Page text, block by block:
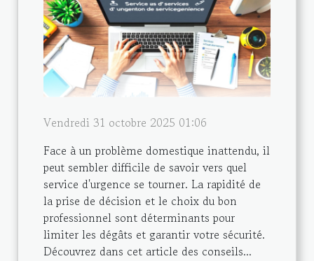
Vendredi 31 octobre 2025 01:06
Face à un problème domestique inattendu, il
peut sembler difficile de savoir vers quel
service d'urgence se tourner. La rapidité de
la prise de décision et le choix du bon
professionnel sont déterminants pour
limiter les dégâts et garantir votre sécurité.
Découvrez dans cet article des conseils...